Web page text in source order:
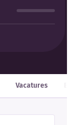
Vacatures